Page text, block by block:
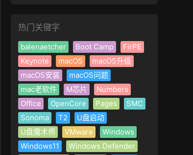
热门关键字
balenaetcher Boot Camp
FirPE
Keynote
macOS
macOS升级
macOS安装
macOS问题
mac老软件
M芯片
Numbers
Office
OpenCore Pages
SMC
Sonoma
T2
U盘启动
U盘魔术师
VMware
Windows
Windows11
Windows Defender